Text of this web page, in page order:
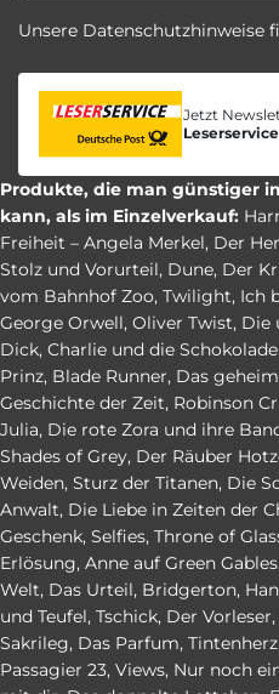
Unsere Datenschutzhinweise
Jetzt
Produkte, die man günstiger
kann, als im Einzelverkauf:
Freiheit – Angela Merkel, Der
Stolz und Vorurteil, Dune, Der
vom Bahnhof Zoo, Twilight, Ich
George Orwell, Oliver Twist, Die
Dick, Charlie und die
Prinz, Blade Runner, Das
Geschichte der Zeit, Robinson
Julia, Die rote Zora und ihre
Shades of Grey, Der Räuber
Weiden, Sturz der Titanen, Die
Anwalt, Die Liebe in Zeiten der
Geschenk, Selfies, Throne of
Erlösung, Anne auf Green Gables
Welt, Das Urteil, Bridgerton,
und Teufel, Tschick, Der Vorleser,
Sakrileg, Das Parfum, Tintenherz
Passagier 23, Views, Nur noch